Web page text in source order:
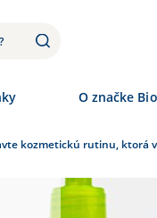
O značke
kozmetickú rutinu, ktorá